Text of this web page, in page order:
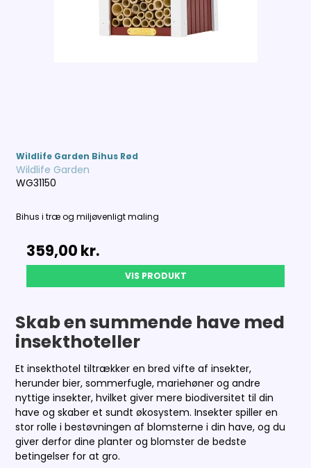
Wildlife Garden Bihus Rød
Wildlife Garden
WG31150
Bihus i træ og miljøvenligt maling
359,00 kr.
VIS PRODUKT
Skab en summende have med
insekthoteller
Et insekthotel tiltrækker en bred vifte af insekter,
herunder bier, sommerfugle, mariehøner og andre
nyttige insekter, hvilket giver mere biodiversitet til din
have og skaber et sundt økosystem. Insekter spiller en
stor rolle i bestøvningen af blomsterne i din have, og du
giver derfor dine planter og blomster de bedste
betingelser for at gro.